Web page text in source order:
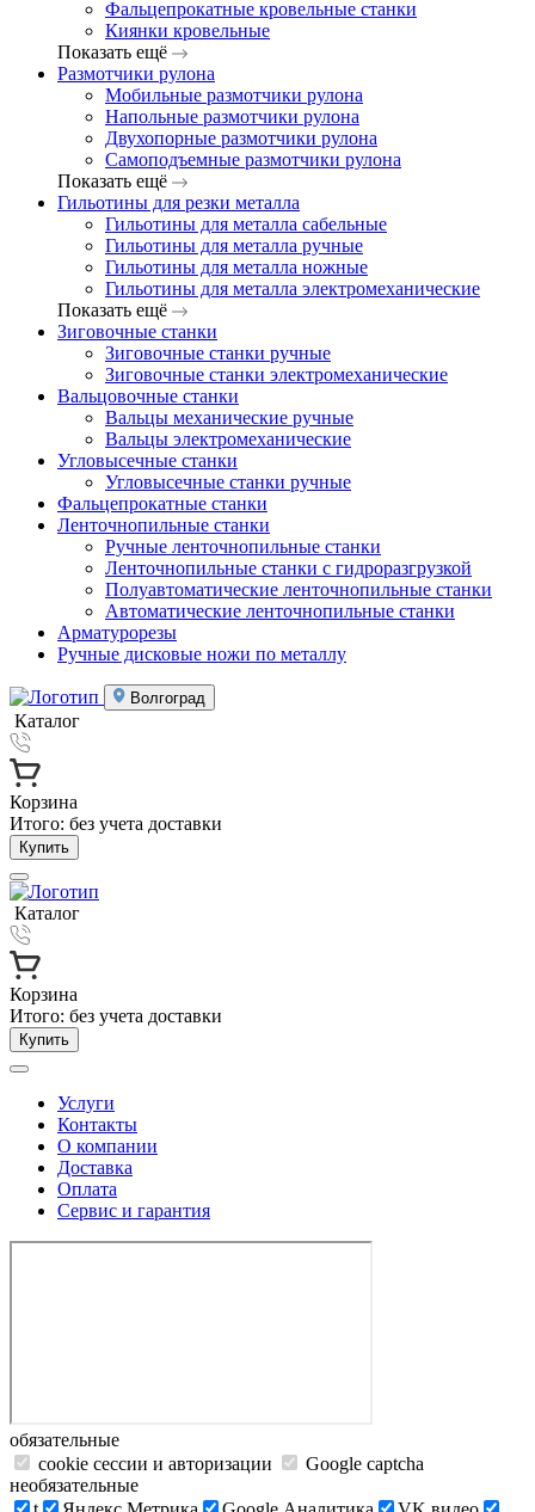
Фальцепрокатные кровельные станки
Киянки кровельные
Показать ещё
Размотчики рулона
Мобильные размотчики рулона
Напольные размотчики рулона
Двухопорные размотчики рулона
Самоподъемные размотчики рулона
Показать ещё
Гильотины для резки металла
Гильотины для металла сабельные
Гильотины для металла ручные
Гильотины для металла ножные
Гильотины для металла электромеханические
Показать ещё
Зиговочные станки
Зиговочные станки ручные
Зиговочные станки электромеханические
Вальцовочные станки
Вальцы механические ручные
Вальцы электромеханические
Угловысечные станки
Угловысечные станки ручные
Фальцепрокатные станки
Ленточнопильные станки
Ручные ленточнопильные станки
Ленточнопильные станки с гидроразгрузкой
Полуавтоматические ленточнопильные станки
Автоматические ленточнопильные станки
Арматурорезы
Ручные дисковые ножи по металлу
Волгоград
Каталог
Корзина
Итого: без учета доставки
Купить
Каталог
Корзина
Итого: без учета доставки
Купить
Услуги
Контакты
О компании
Доставка
Оплата
Сервис и гарантия
обязательные
cookie сессии и авторизации
Google captcha
необязательные